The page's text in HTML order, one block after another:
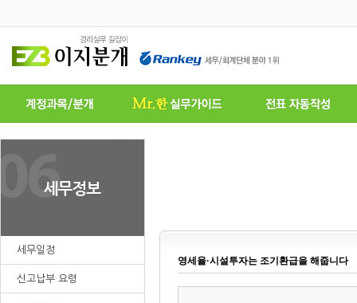
세무일정
신고납부 요령
영세율·시설투자는 조기환급을 해줍니다